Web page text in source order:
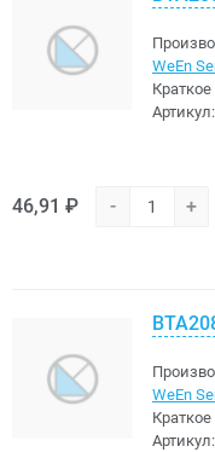
WeEn
Артикул:
46,91 ₽ - +
WeEn
Артикул: